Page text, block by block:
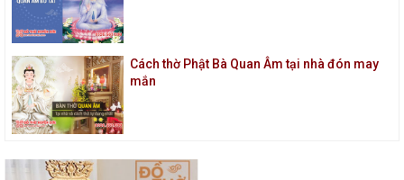
Cách thờ Phật Bà Quan Âm tại nhà đón may
mắn